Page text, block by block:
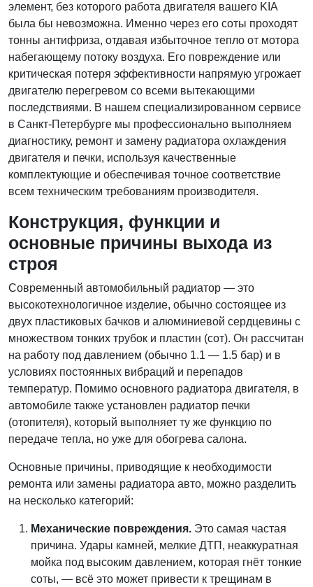
элемент, без которого работа двигателя вашего KIA
была бы невозможна. Именно через его соты проходят
тонны антифриза, отдавая избыточное тепло от мотора
набегающему потоку воздуха. Его повреждение или
критическая потеря эффективности напрямую угрожает
двигателю перегревом со всеми вытекающими
последствиями. В нашем специализированном сервисе
в Санкт-Петербурге мы профессионально выполняем
диагностику, ремонт и замену радиатора охлаждения
двигателя и печки, используя качественные
комплектующие и обеспечивая точное соответствие
всем техническим требованиям производителя.
Конструкция, функции и
основные причины выхода из
строя
Современный автомобильный радиатор — это
высокотехнологичное изделие, обычно состоящее из
двух пластиковых бачков и алюминиевой сердцевины с
множеством тонких трубок и пластин (сот). Он рассчитан
на работу под давлением (обычно 1.1 — 1.5 бар) и в
условиях постоянных вибраций и перепадов
температур. Помимо основного радиатора двигателя, в
автомобиле также установлен радиатор печки
(отопителя), который выполняет ту же функцию по
передаче тепла, но уже для обогрева салона.
Основные причины, приводящие к необходимости
ремонта или замены радиатора авто, можно разделить
на несколько категорий:
Механические повреждения. Это самая частая
причина. Удары камней, мелкие ДТП, неаккуратная
мойка под высоким давлением, которая гнёт тонкие
соты, — всё это может привести к трещинам в